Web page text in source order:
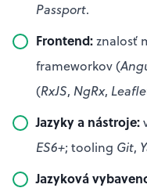
Passport.
Frontend:znalosť
frameworkov (
(RxJS, NgRx,
Jazyky a nástroje:
ES6+; tooling Git,
Jazyková